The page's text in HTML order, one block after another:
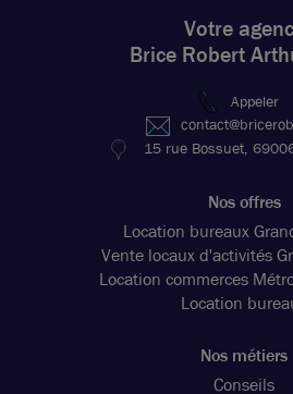
Votre
Brice Robert
Appeler
15 rue Bossuet,
Nos offres
Location bureaux
Vente locaux d'activités
Location commerces
Location
Nos métiers
Conseils